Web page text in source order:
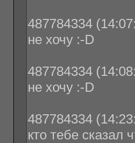
487784334
не хочу :-D
487784334
не хочу :-D
487784334
кто тебе сказал